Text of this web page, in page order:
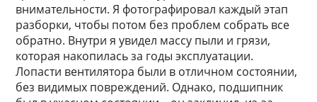
внимательности. Я фотографировал каждый этап
разборки, чтобы потом без проблем собрать все
обратно. Внутри я увидел массу пыли и грязи,
которая накопилась за годы эксплуатации.
Лопасти вентилятора были в отличном состоянии,
без видимых повреждений. Однако, подшипник